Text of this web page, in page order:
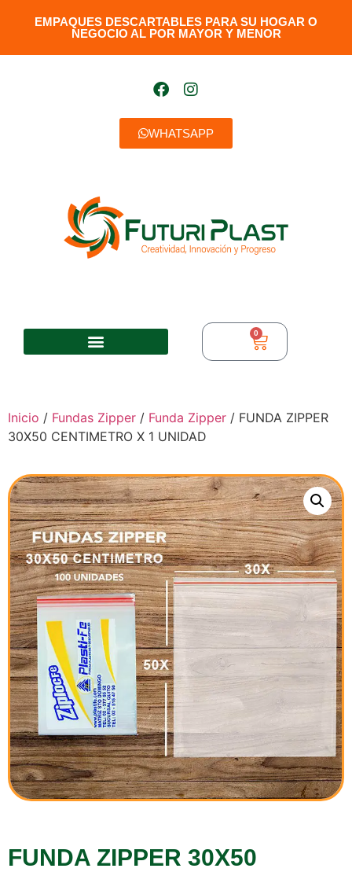
EMPAQUES DESCARTABLES PARA SU HOGAR O
NEGOCIO AL POR MAYOR Y MENOR​
WHATSAPP
0
Inicio / Fundas Zipper / Funda Zipper / FUNDA ZIPPER
30X50 CENTIMETRO X 1 UNIDAD
FUNDA ZIPPER 30X50